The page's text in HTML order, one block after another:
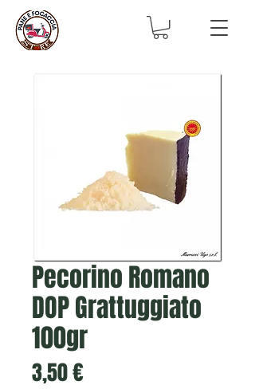
Pecorino Romano
DOP Grattuggiato
100gr
3,50 €Prix